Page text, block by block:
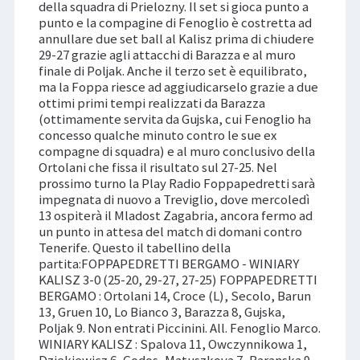
della squadra di Prielozny. Il set si gioca punto a
punto e la compagine di Fenoglio è costretta ad
annullare due set ball al Kalisz prima di chiudere
29-27 grazie agli attacchi di Barazza e al muro
finale di Poljak. Anche il terzo set è equilibrato,
ma la Foppa riesce ad aggiudicarselo grazie a due
ottimi primi tempi realizzati da Barazza
(ottimamente servita da Gujska, cui Fenoglio ha
concesso qualche minuto contro le sue ex
compagne di squadra) e al muro conclusivo della
Ortolani che fissa il risultato sul 27-25. Nel
prossimo turno la Play Radio Foppapedretti sarà
impegnata di nuovo a Treviglio, dove mercoledì
13 ospiterà il Mladost Zagabria, ancora fermo ad
un punto in attesa del match di domani contro
Tenerife. Questo il tabellino della
partita:FOPPAPEDRETTI BERGAMO - WINIARY
KALISZ 3-0 (25-20, 29-27, 27-25) FOPPAPEDRETTI
BERGAMO : Ortolani 14, Croce (L), Secolo, Barun
13, Gruen 10, Lo Bianco 3, Barazza 8, Gujska,
Poljak 9. Non entrati Piccinini. All. Fenoglio Marco.
WINIARY KALISZ : Spalova 11, Owczynnikowa 1,